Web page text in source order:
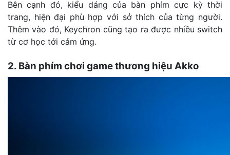
Bên cạnh đó, kiểu dáng của bàn phím cực kỳ thời
trang, hiện đại phù hợp với sở thích của từng người.
Thêm vào đó, Keychron cũng tạo ra được nhiều switch
từ cơ học tới cảm ứng.
2. Bàn phím chơi game thương hiệu Akko